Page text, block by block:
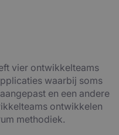
vier ontwikkelteams
waarbij soms
en een andere
ontwikkelen
methodiek.